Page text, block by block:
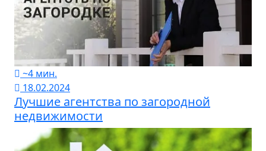
~4 мин.
18.02.2024
Лучшие агентства по загородной
недвижимости